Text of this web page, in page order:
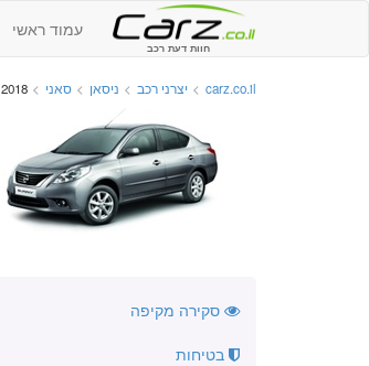
חוות דעת רכב
עמוד ראשי
carz.co.il
> יצרני רכב > ניסאן > סאני > 2018 - קישורים למידע נוסף
סקירה מקיפה
בטיחות